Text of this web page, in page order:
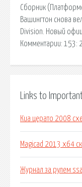
Сборник
Вашингтон снова
Division. Новый
Комментарии: 153:
Links to
Киа церато 2008
Magicad 2013 x64
Журнал за рулем